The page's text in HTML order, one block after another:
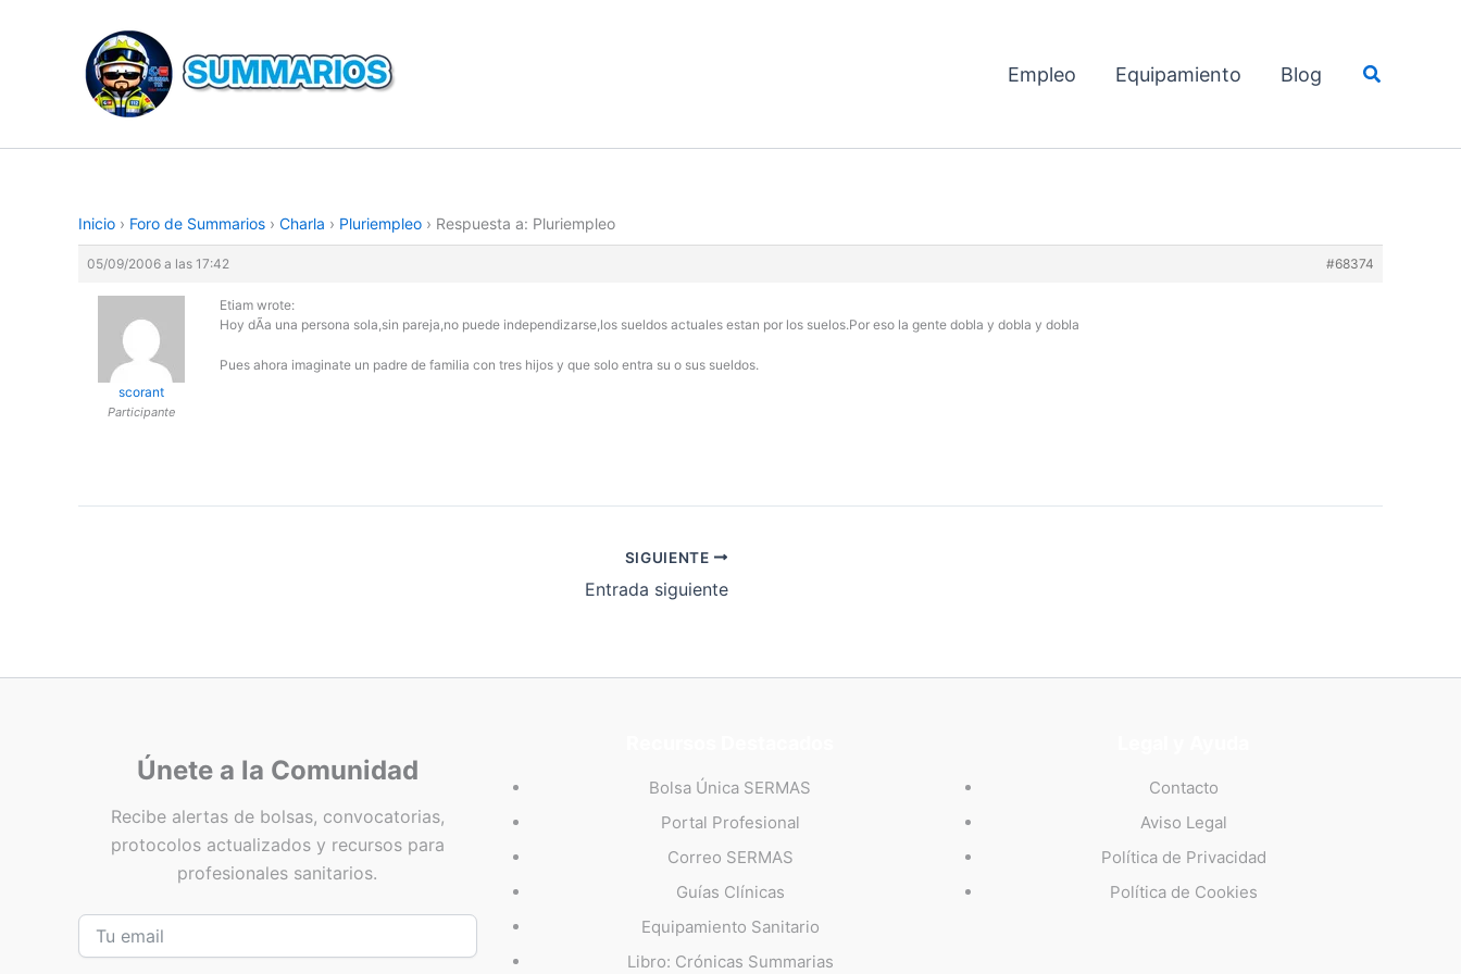
contenido
Empleo Equipamiento Blog Buscar
Inicio › Foro de Summarios › Charla › Pluriempleo › Respuesta a: Pluriempleo
05/09/2006 a las 17:42 #68374
scorant
Participante
Etiam wrote:
Hoy dÃ­a una persona sola,sin pareja,no puede independizarse,los sueldos actuales estan por los suelos.Por eso la gente dobla y dobla y dobla
Pues ahora imaginate un padre de familia con tres hijos y que solo entra su o sus sueldos.
SIGUIENTE
Entrada siguiente
Únete a la Comunidad
Recibe alertas de bolsas, convocatorias,
protocolos actualizados y recursos para
profesionales sanitarios.
Bolsa Única SERMAS
Portal Profesional
Correo SERMAS
Guías Clínicas
Equipamiento Sanitario
Libro: Crónicas Summarias
Contacto
Aviso Legal
Política de Privacidad
Política de Cookies